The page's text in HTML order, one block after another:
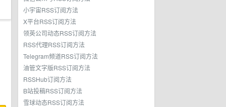
小宇宙RSS订阅方法
X平台RSS订阅方法
领英公司动态RSS订阅方法
RSS代理RSS订阅方法
Telegram频道RSS订阅方法
油管文字版RSS订阅方法
RSSHub订阅方法
B站投稿RSS订阅方法
雪球动态RSS订阅方法